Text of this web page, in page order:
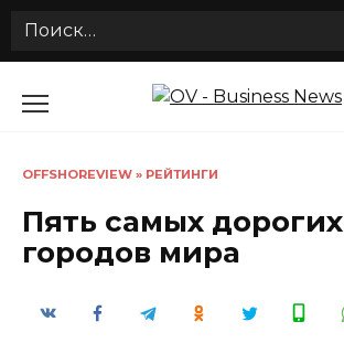
Search
OFFSHOREVIEW » РЕЙТИНГИ
Пять самых дорогих
городов мира